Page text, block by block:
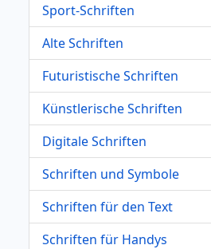
Sport-Schriften
Alte Schriften
Futuristische Schriften
Künstlerische Schriften
Digitale Schriften
Schriften und Symbole
Schriften für den Text
Schriften für Handys